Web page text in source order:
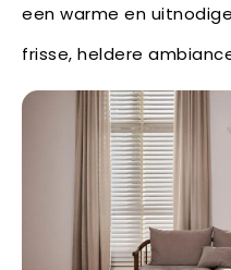
een warme en
frisse, heldere